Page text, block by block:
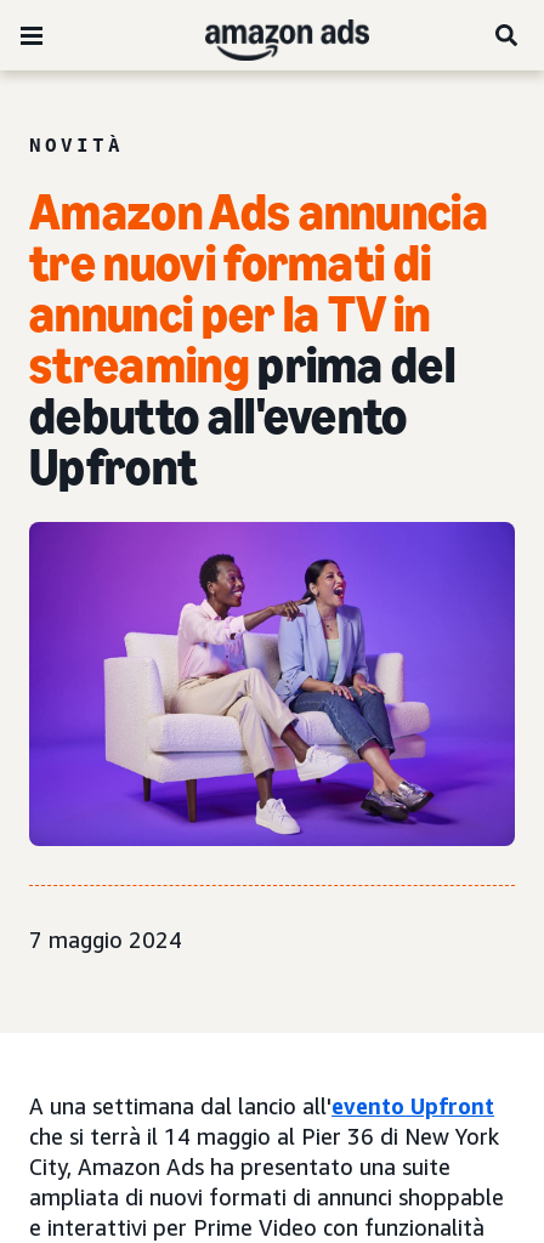
NOVITÀ
Amazon Ads annuncia
tre nuovi formati di
annunci per la TV in
streamingprima del
debutto all'evento
Upfront
7 maggio 2024
A una settimana dal lancio all'evento Upfront
che si terrà il 14 maggio al Pier 36 di New York
City, Amazon Ads ha presentato una suite
ampliata di nuovi formati di annunci shoppable
e interattivi per Prime Video con funzionalità